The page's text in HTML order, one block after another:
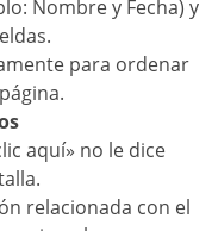
Nombre y Fecha) y
para ordenar
aquí» no le dice
relacionada con el